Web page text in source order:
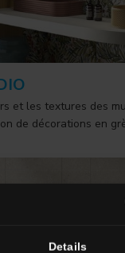
Details
et les textures des
de décorations en